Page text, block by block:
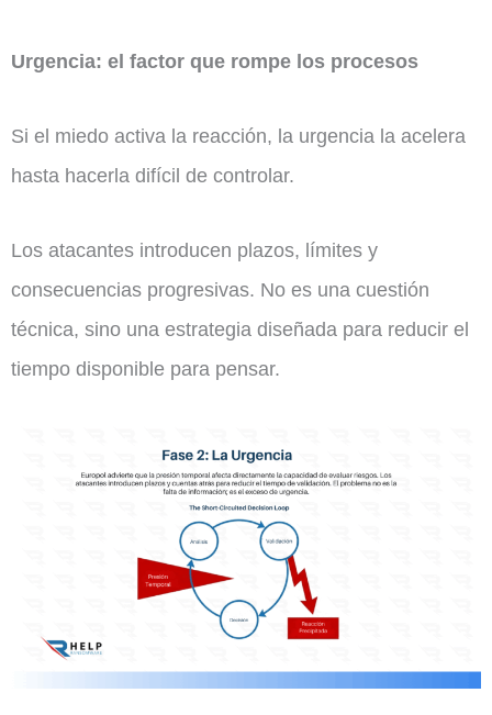
Urgencia: el factor que rompe los procesos
Si el miedo activa la reacción, la urgencia la acelera
hasta hacerla difícil de controlar.
Los atacantes introducen plazos, límites y
consecuencias progresivas. No es una cuestión
técnica, sino una estrategia diseñada para reducir el
tiempo disponible para pensar.